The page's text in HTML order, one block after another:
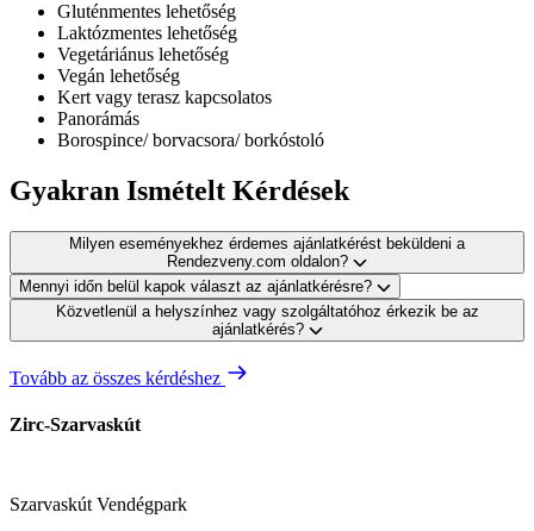
Gluténmentes lehetőség
Laktózmentes lehetőség
Vegetáriánus lehetőség
Vegán lehetőség
Kert vagy terasz kapcsolatos
Panorámás
Borospince/ borvacsora/ borkóstoló
Gyakran Ismételt Kérdések
Milyen eseményekhez érdemes ajánlatkérést beküldeni a
Rendezveny.com oldalon?
Mennyi időn belül kapok választ az ajánlatkérésre?
Közvetlenül a helyszínhez vagy szolgáltatóhoz érkezik be az
ajánlatkérés?
Tovább az összes kérdéshez
Zirc-Szarvaskút
Szarvaskút Vendégpark